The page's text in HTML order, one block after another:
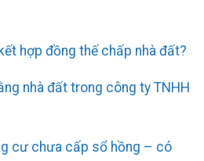
hợp đồng thế chấp nhà đất?
nhà đất trong công ty TNHH
cư chưa cấp sổ hồng – có